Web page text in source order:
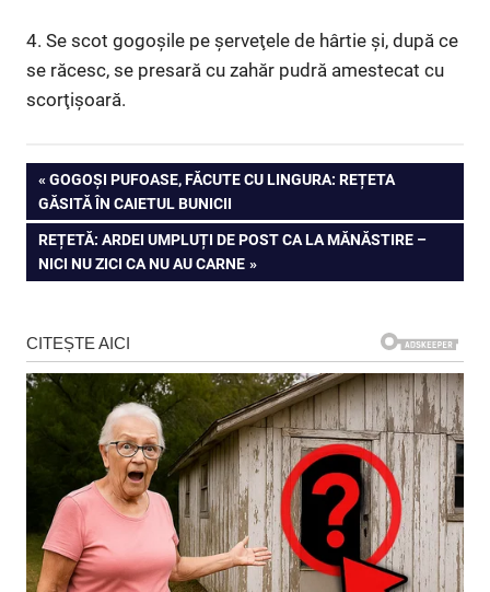
4. Se scot gogoşile pe şerveţele de hârtie şi, după ce
se răcesc, se presară cu zahăr pudră amestecat cu
scorţişoară.
Navigare
în
articole
PREVIOUS
POST:
GOGOȘI PUFOASE, FĂCUTE CU LINGURA: REȚETA
GĂSITĂ ÎN CAIETUL BUNICII
NEXT
POST:
REȚETĂ: ARDEI UMPLUȚI DE POST CA LA MĂNĂSTIRE –
NICI NU ZICI CA NU AU CARNE